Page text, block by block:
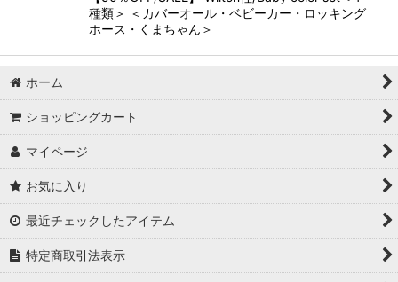
種類＞ ＜カバーオール・ベビーカー・ロッキング
ホース・くまちゃん＞
ホーム
ショッピングカート
マイページ
お気に入り
最近チェックしたアイテム
特定商取引法表示